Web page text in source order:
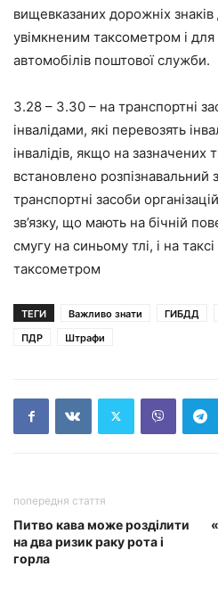
вищевказаних дорожніх знаків
увімкненим таксометром і для
автомобілів поштової служби.
3.28 – 3.30 – на транспортні
інвалідами, які перевозять
інвалідів, якщо на зазначених
встановлено розпізнавальний
транспортні засоби
зв’язку, що мають на бічній
смугу на синьому тлі, і на
таксометром
ТЕГИ Важливо знати ГИБДД
ПДР
Штрафи
попередня стаття
Питво кава може розділити
на два ризик раку рота і
горла